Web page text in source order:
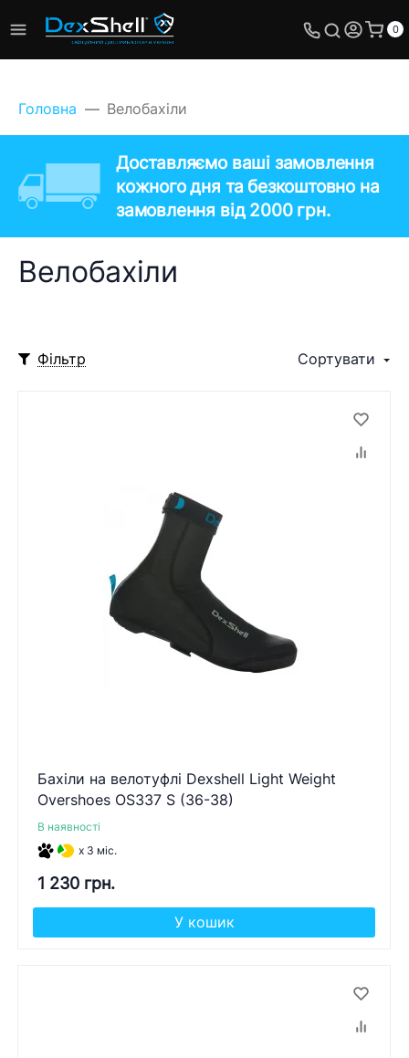
0
Головна Велобахіли
Доставляємо ваші замовлення
кожного дня та безкоштовно на
замовлення від 2000 грн.
Велобахіли
Фільтр Сортувати
Бахіли на велотуфлі Dexshell Light Weight
Overshoes OS337 S (36-38)
В наявності
x 3 міс.
1 230 грн.
У кошик